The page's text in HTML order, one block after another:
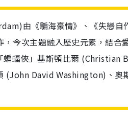
由《騙海豪情》、《失戀
今次主題融入歷史元素，結合
蝙蝠俠」基斯頓比爾
(John David Washington)、